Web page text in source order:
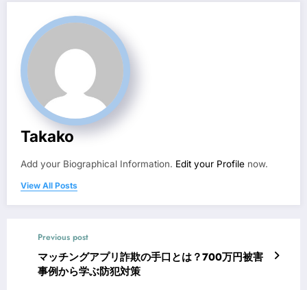
Takako
Add your Biographical Information. Edit your Profile now.
View All Posts
Previous post
マッチングアプリ詐欺の手口とは？700万円被害
事例から学ぶ防犯対策